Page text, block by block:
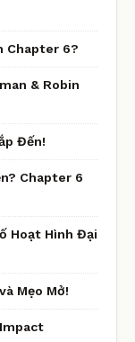
Chapter 6?
& Robin
Đến!
Chapter 6
Hoạt Hình Đại
Mẹo Mở!